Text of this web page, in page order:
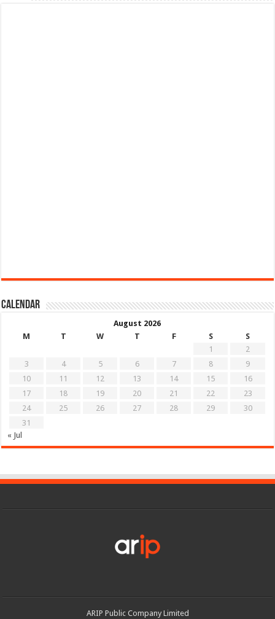
Calendar
August 2026
M
T W T F S
S
1
2
3
4 5 6 7 8
9
10
11 12 13 14 15
16
17
18 19 20 21 22
23
24
25 26 27 28 29
30
31
« Jul
ARIP Public Company Limited